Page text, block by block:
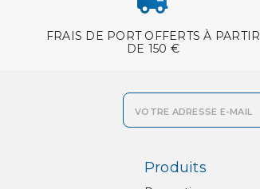
FRAIS DE PORT OFFERTS À PARTIR
DE 150 €
Produits